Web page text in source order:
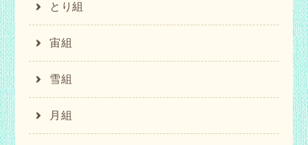
とり組
宙組
雪組
月組